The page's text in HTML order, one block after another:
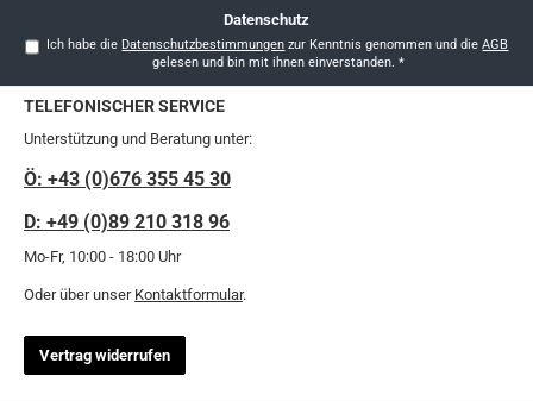
Datenschutz
Ich habe die Datenschutzbestimmungen zur Kenntnis genommen und dieAGB
gelesen und bin mit ihnen einverstanden. *
TELEFONISCHER SERVICE
Unterstützung und Beratung unter:
Ö: +43 (0)676 355 45 30
D: +49 (0)89 210 318 96
Mo-Fr, 10:00 - 18:00 Uhr
Oder über unser Kontaktformular.
Vertrag widerrufen